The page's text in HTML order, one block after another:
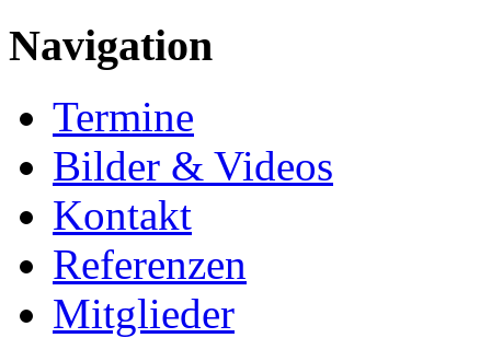
Navigation
Termine
Bilder & Videos
Kontakt
Referenzen
Mitglieder